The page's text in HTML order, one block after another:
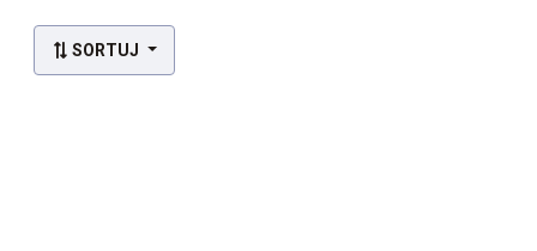
SORTUJ